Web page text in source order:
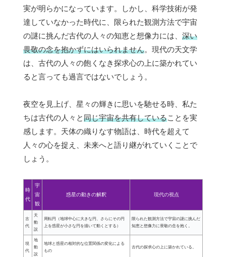
実が明らかになっています。しかし、科学技術が発
達していなかった時代に、限られた観測方法で宇宙
の謎に挑んだ古代の人々の知恵と想像力には、 深い
畏敬の念を抱かずにはいられません。現代の天文学
は、古代の人々の飽くなき探求心の上に築かれてい
ると言っても過言ではないでしょう。
夜空を見上げ、星々の輝きに思いを馳せる時、私た
ちは古代の人々と同じ宇宙を共有していることを実
感します。天体の織りなす物語は、時代を超えて
人々の心を捉え、未来へと語り継がれていくことで
しょう。
時
代
宇
宙
観
惑星の動きの解釈 現代の視点
古
代
天
動
説
周転円（地球中心に大きな円、さらにその円
上を惑星が小さな円を描いて動くとする）
限られた観測方法で宇宙の謎に挑んだ
知恵と想像力に畏敬の念を抱く。
現
代
地
動
説
地球と惑星の相対的な位置関係の変化による
もの
古代の探求心の上に築かれている。